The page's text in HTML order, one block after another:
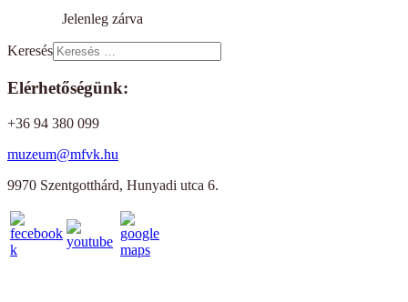
Jelenleg zárva
Keresés
Elérhetőségünk:
+36 94 380 099
muzeum@mfvk.hu
9970 Szentgotthárd, Hunyadi utca 6.